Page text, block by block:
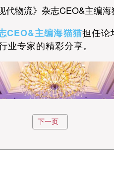
代物流》杂志CEO&主编
CEO&主编海猫猫担任论
业专家的精彩分享。
下一页